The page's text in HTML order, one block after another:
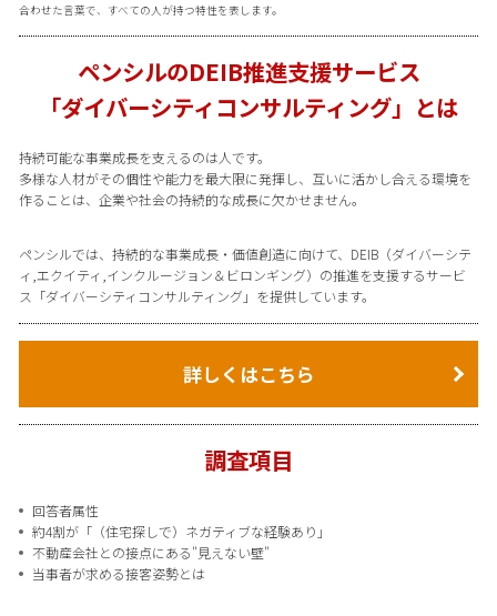
合わせた言葉で、すべての人が持つ特性を表します。
ペンシルのDEIB推進支援サービス
「ダイバーシティコンサルティング」とは
持続可能な事業成長を支えるのは人です。
多様な人材がその個性や能力を最大限に発揮し、互いに活かし合える環境を
作ることは、企業や社会の持続的な成長に欠かせません。
ペンシルでは、持続的な事業成長・価値創造に向けて、DEIB（ダイバーシテ
ィ,エクイティ,インクルージョン＆ビロンギング）の推進を支援するサービ
ス「ダイバーシティコンサルティング」を提供しています。
詳しくはこちら
調査項目
回答者属性
約4割が「（住宅探しで）ネガティブな経験あり」
不動産会社との接点にある"見えない壁"
当事者が求める接客姿勢とは